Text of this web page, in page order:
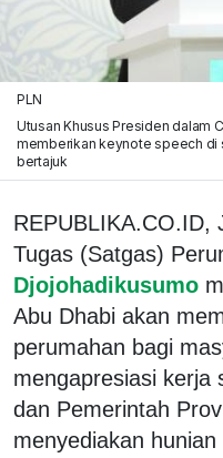
PLN
Utusan Khusus Presiden dalam
memberikan keynote speech di
bertajuk
REPUBLIKA.CO.ID,
Tugas (Satgas)
Djojohadikusumo
Abu Dhabi akan
perumahan bagi
mengapresiasi kerja
dan Pemerintah
menyediakan